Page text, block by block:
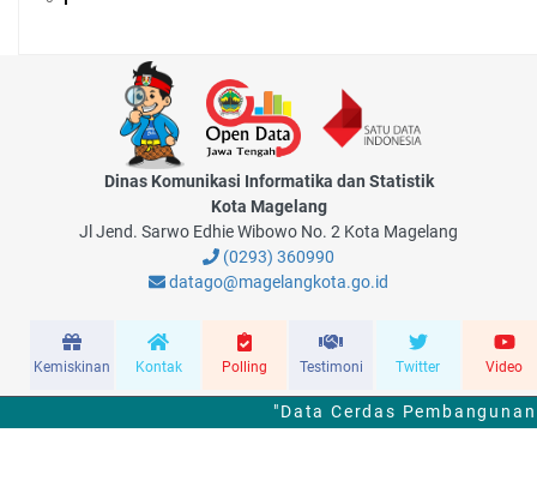
Dinas Komunikasi Informatika dan Statistik
Kota Magelang
Jl Jend. Sarwo Edhie Wibowo No. 2 Kota Magelang
(0293) 360990
datago@magelangkota.go.id
Kemiskinan Kontak Polling Testimoni Twitter Video
"Data Cerdas